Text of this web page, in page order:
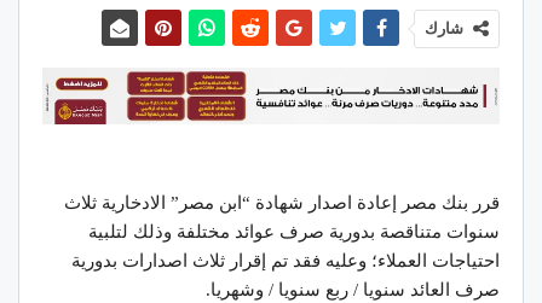
شارك
قرر بنك مصر إعادة اصدار شهادة “ابن مصر” الادخارية ثلاث
سنوات متناقصة بدورية صرف عوائد مختلفة وذلك لتلبية
احتياجات العملاء؛ وعليه فقد تم إقرار ثلاث اصدارات بدورية
صرف العائد سنويا / ربع سنويا / وشهريا.